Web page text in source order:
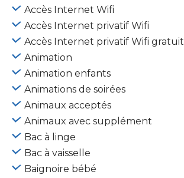
Accès Internet Wifi
Accès Internet privatif Wifi
Accès Internet privatif Wifi gratuit
Animation
Animation enfants
Animations de soirées
Animaux acceptés
Animaux avec supplément
Bac à linge
Bac à vaisselle
Baignoire bébé